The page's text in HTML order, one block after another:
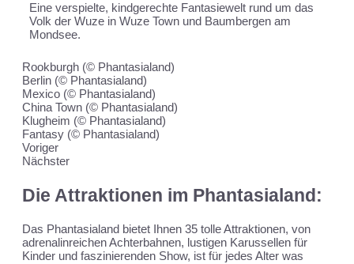
Eine verspielte, kindgerechte Fantasiewelt rund um das
Volk der Wuze in Wuze Town und Baumbergen am
Mondsee.
Rookburgh (© Phantasialand)
Berlin (© Phantasialand)
Mexico (© Phantasialand)
China Town (© Phantasialand)
Klugheim (© Phantasialand)
Fantasy (© Phantasialand)
Voriger
Nächster
Die Attraktionen im Phantasialand:
Das Phantasialand bietet Ihnen 35 tolle Attraktionen, von
adrenalinreichen Achterbahnen, lustigen Karussellen für
Kinder und faszinierenden Show, ist für jedes Alter was